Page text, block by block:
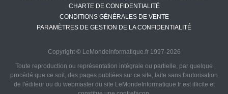
CHARTE DE CONFIDENTIALITÉ
CONDITIONS GÉNÉRALES DE VENTE
PARAMÈTRES DE GESTION DE LA CONFIDENTIALITÉ
Copyright © LeMondeInformatique.fr 1997-2026
Toute reproduction ou représentation intégrale ou partielle, par quelque
procédé que ce soit, des pages publiées sur ce site, faite sans l'autorisation
de l'éditeur ou du webmaster du site LeMondeInformatique.fr est illicite et